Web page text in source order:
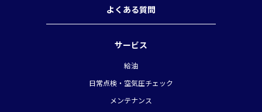
よくある質問
サービス
給油
日常点検・空気圧チェック
メンテナンス